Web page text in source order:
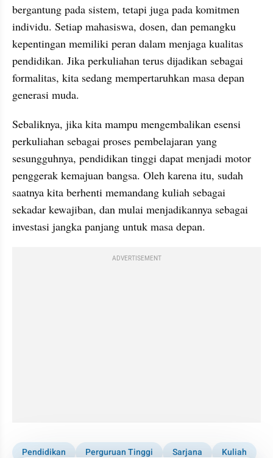
bergantung pada sistem, tetapi juga pada komitmen
individu. Setiap mahasiswa, dosen, dan pemangku
kepentingan memiliki peran dalam menjaga kualitas
pendidikan. Jika perkuliahan terus dijadikan sebagai
formalitas, kita sedang mempertaruhkan masa depan
generasi muda.
Sebaliknya, jika kita mampu mengembalikan esensi
perkuliahan sebagai proses pembelajaran yang
sesungguhnya, pendidikan tinggi dapat menjadi motor
penggerak kemajuan bangsa. Oleh karena itu, sudah
saatnya kita berhenti memandang kuliah sebagai
sekadar kewajiban, dan mulai menjadikannya sebagai
investasi jangka panjang untuk masa depan.
ADVERTISEMENT
Pendidikan Perguruan Tinggi Sarjana Kuliah